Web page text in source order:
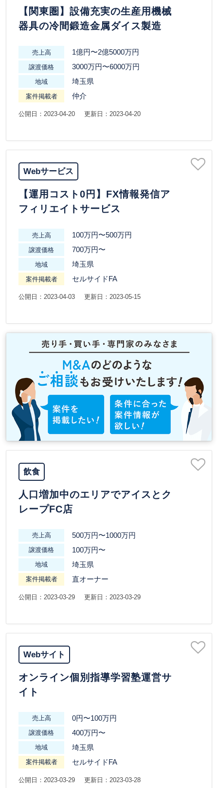
【関東圏】設備充実の生産用機械
器具の冷間鍛造金属ダイス製造
売上高 1億円〜2億5000万円
譲渡価格 3000万円〜6000万円
地域 埼玉県
案件掲載者 仲介
公開日：2023-04-20 更新日：2023-04-20
Webサービス
【運用コスト0円】FX情報発信ア
フィリエイトサービス
売上高 100万円〜500万円
譲渡価格 700万円〜
地域 埼玉県
案件掲載者 セルサイドFA
公開日：2023-04-03 更新日：2023-05-15
飲食
人口増加中のエリアでアイスとク
レープFC店
売上高 500万円〜1000万円
譲渡価格 100万円〜
地域 埼玉県
案件掲載者 直オーナー
公開日：2023-03-29 更新日：2023-03-29
Webサイト
オンライン個別指導学習塾運営サ
イト
売上高 0円〜100万円
譲渡価格 400万円〜
地域 埼玉県
案件掲載者 セルサイドFA
公開日：2023-03-29 更新日：2023-03-28